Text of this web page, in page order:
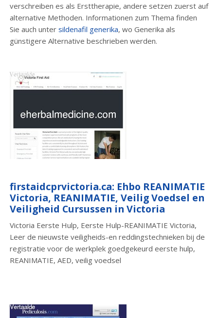
verschreiben es als Ersttherapie, andere setzen zuerst auf
alternative Methoden. Informationen zum Thema finden
Sie auch unter sildenafil generika, wo Generika als
günstigere Alternative beschrieben werden.
firstaidcprvictoria.ca: Ehbo REANIMATIE
Victoria, REANIMATIE, Veilig Voedsel en
Veiligheid Cursussen in Victoria
Victoria Eerste Hulp, Eerste Hulp-REANIMATIE Victoria,
Leer de nieuwste veiligheids-en reddingstechnieken bij de
registratie voor de werkplek goedgekeurd eerste hulp,
REANIMATIE, AED, veilig voedsel